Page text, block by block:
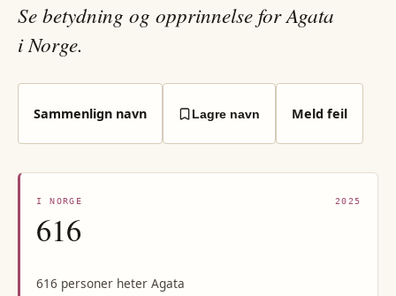
Se betydning og opprinnelse for Agata
i Norge.
Sammenlign navn Lagre navn Meld feil
I NORGE 2025
616
616 personer heter Agata